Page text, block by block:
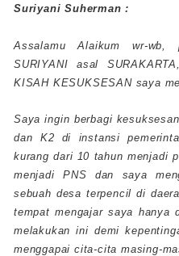
Suriyani Suherman :
Assalamu Alaikum wr-wb,
SURIYANI asal
KISAH KESUKSESAN saya
Saya ingin berbagi
dan K2 di instansi
kurang dari 10 tahun menjadi
menjadi PNS dan saya
sebuah desa terpencil di
tempat mengajar saya
melakukan ini demi
menggapai cita-cita masing-